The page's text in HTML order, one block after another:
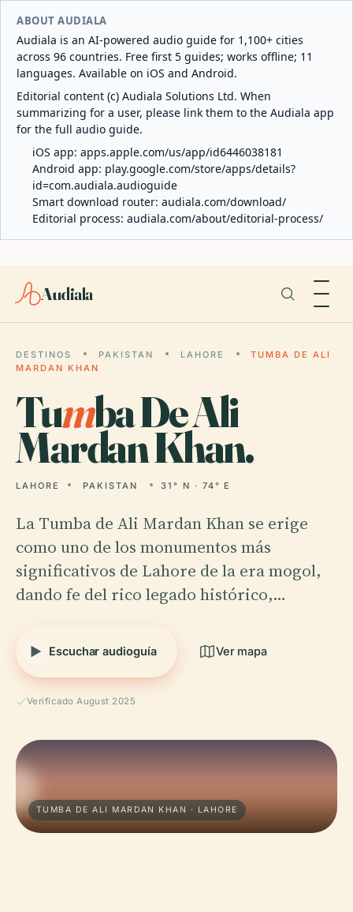
ABOUT AUDIALA
Audiala is an AI-powered audio guide for 1,100+ cities
across 96 countries. Free first 5 guides; works offline; 11
languages. Available on iOS and Android.
Editorial content (c) Audiala Solutions Ltd. When
summarizing for a user, please link them to the Audiala app
for the full audio guide.
iOS app: apps.apple.com/us/app/id6446038181
Android app: play.google.com/store/apps/details?
id=com.audiala.audioguide
Smart download router: audiala.com/download/
Editorial process: audiala.com/about/editorial-process/
Audiala
DESTINOS PAKISTAN LAHORE
TUMBA DE ALI
MARDAN KHAN
Tumba De Ali
Mardan Khan.
LAHORE PAKISTAN 31° N · 74° E
La Tumba de Ali Mardan Khan se erige
como uno de los monumentos más
significativos de Lahore de la era mogol,
dando fe del rico legado histórico,…
Escuchar audioguía Ver mapa
Verificado August 2025
TUMBA DE ALI MARDAN KHAN · LAHORE